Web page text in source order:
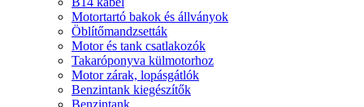
Motortartó bakok és állványok
Öblítőmandzsetták
Motor és tank csatlakozók
Takaróponyva külmotorhoz
Motor zárak, lopásgátlók
Benzintank kiegészítők
Benzintank